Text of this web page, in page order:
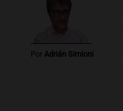
Por Adrián Simioni